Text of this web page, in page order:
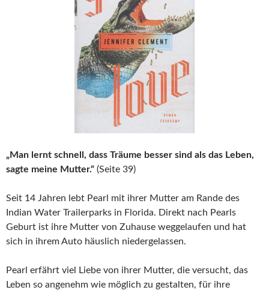
„Man lernt schnell, dass Träume besser sind als das Leben,
sagte meine Mutter.“ (Seite 39)
Seit 14 Jahren lebt Pearl mit ihrer Mutter am Rande des
Indian Water Trailerparks in Florida. Direkt nach Pearls
Geburt ist ihre Mutter von Zuhause weggelaufen und hat
sich in ihrem Auto häuslich niedergelassen.
Pearl erfährt viel Liebe von ihrer Mutter, die versucht, das
Leben so angenehm wie möglich zu gestalten, für ihre